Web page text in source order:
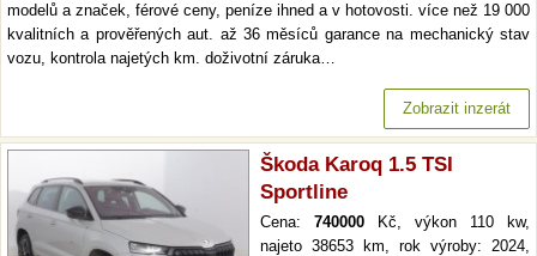
modelů a značek, férové ceny, peníze ihned a v hotovosti. více než 19 000
kvalitních a prověřených aut. až 36 měsíců garance na mechanický stav
vozu, kontrola najetých km. doživotní záruka…
Zobrazit inzerát
Škoda Karoq 1.5 TSI
Sportline
Cena: 740000 Kč, výkon 110 kw,
najeto 38653 km, rok výroby: 2024,